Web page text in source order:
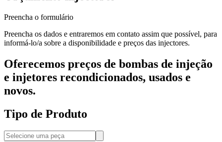
Preencha o formulário
Preencha os dados e entraremos em contato assim que possível, para
informá-lo/a sobre a disponibilidade e preços das injectores.
Oferecemos preços de bombas de injeção
e injetores recondicionados, usados e
novos.
Tipo de Produto